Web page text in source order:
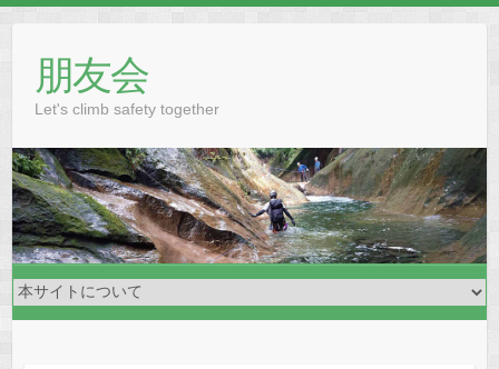
content朋友会
Let's climb safety together